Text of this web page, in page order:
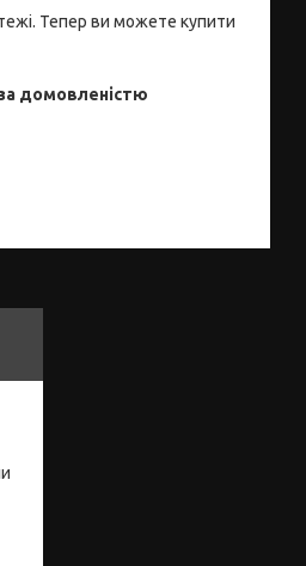
Тепер ви можете купити
домовленістю